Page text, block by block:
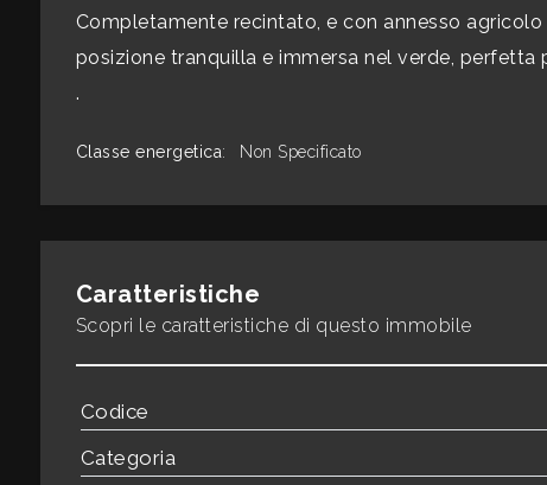
Completamente recintato, e con annesso
posizione tranquilla e immersa nel verde,
.
Classe energetica: Non Specificato
Caratteristiche
Scopri le caratteristiche di questo immobile
Codice
Categoria
Totale
minimi
Qualsiasi